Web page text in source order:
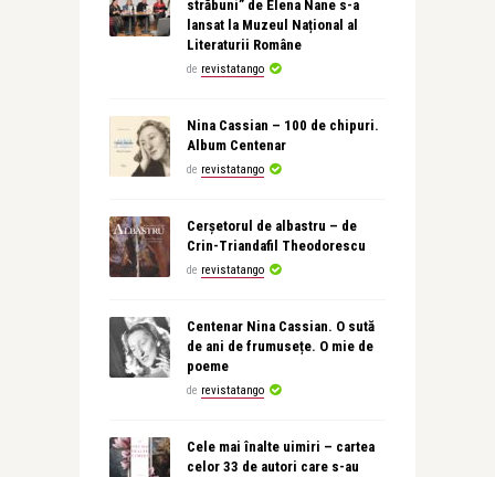
străbuni” de Elena Nane s-a
lansat la Muzeul Național al
Literaturii Române
de revistatango
Nina Cassian – 100 de chipuri.
Album Centenar
de revistatango
Cerșetorul de albastru – de
Crin-Triandafil Theodorescu
de revistatango
Centenar Nina Cassian. O sută
de ani de frumusețe. O mie de
poeme
de revistatango
Cele mai înalte uimiri – cartea
celor 33 de autori care s-au